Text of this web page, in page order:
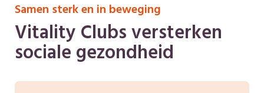
Samen sterk en in beweging
Vitality Clubs versterken
sociale gezondheid